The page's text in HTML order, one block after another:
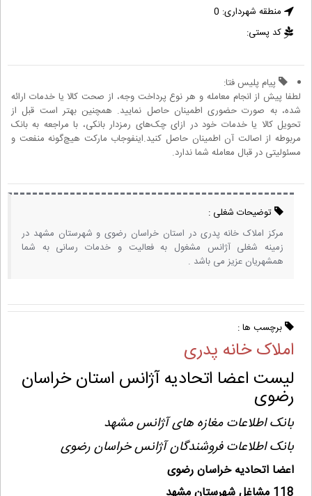
منطقه شهرداری: 0
کد پستی:
پیام پلیس فتا:
لطفا پیش از انجام معامله و هر نوع پرداخت وجه، از صحت کالا یا خدمات ارائه
شده، به صورت حضوری اطمینان حاصل نمایید. همچنین بهتر است قبل از
تحویل کالا یا خدمات خود در ازای چک‌های رمزدار بانکی، با مراجعه به بانک
مربوطه از اصالت آن اطمینان حاصل کنید.اینفوجاب مارکت هیچ‌گونه منفعت و
مسئولیتی در قبال معامله شما ندارد.
توضیحات شغلی :
مرکز املاک خانه پدری در استان خراسان رضوی و شهرستان مشهد در
زمینه شغلی آژانس مشغول به فعالیت و خدمات رسانی به شما
همشهریان عزیز می باشد .
برچسب ها :
املاک خانه پدری
لیست اعضا اتحادیه آژانس استان خراسان
رضوی
بانک اطلاعات مغازه های آژانس مشهد
بانک اطلاعات فروشندگان آژانس خراسان رضوی
اعضا اتحادیه خراسان رضوی